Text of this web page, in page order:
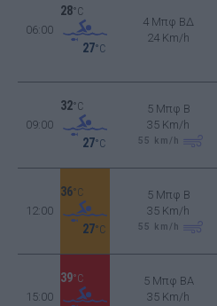
06:00
28°C
27°C
4 Μπφ ΒΔ
24 Km/h
09:00
32°C
27°C
5 Μπφ B
35 Km/h
55 km/h
12:00
36°C
27°C
5 Μπφ B
35 Km/h
55 km/h
15:00
39°C
5 Μπφ BA
35 Km/h